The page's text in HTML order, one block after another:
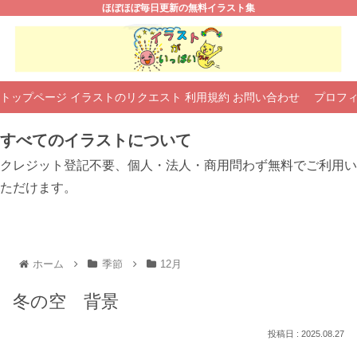
ほぼほぼ毎日更新の無料イラスト集
トップページ イラストのリクエスト 利用規約 お問い合わせ プロフ
すべてのイラストについて
クレジット登記不要、個人・法人・商用問わず無料でご利用い
ただけます。
ホーム 季節 12月
冬の空 背景
2025.08.27